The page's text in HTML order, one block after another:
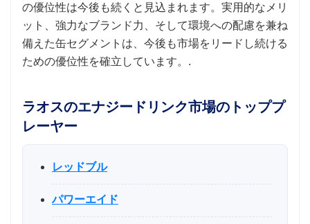
の優位性は今後も続くと見込まれます。実用的なメリ
ット、強力なブランド力、そして環境への配慮を兼ね
備えた缶セグメントは、今後も市場をリードし続ける
ための優位性を確立しています。.
ラオスのエナジードリンク市場のトッププ
レーヤー
レッドブル
パワーエイド